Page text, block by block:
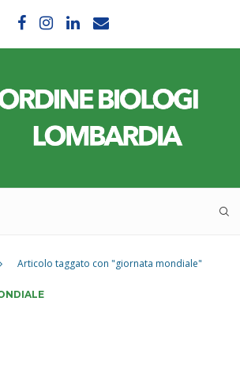
Articolo taggato con "giornata mondiale"